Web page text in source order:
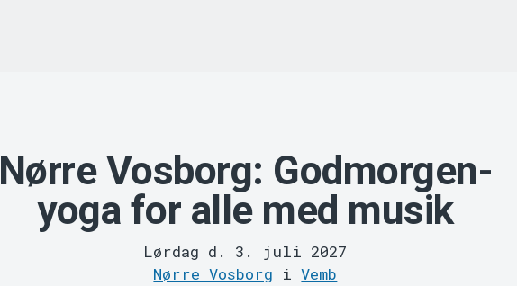
Nørre Vosborg: Godmorgen-
yoga for alle med musik
Lørdag d. 3. juli 2027
Nørre Vosborg iVemb